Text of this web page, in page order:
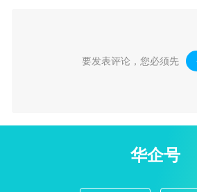
要发表评论，您必须先
华企号